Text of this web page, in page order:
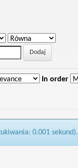
In order
0.001 sekund).